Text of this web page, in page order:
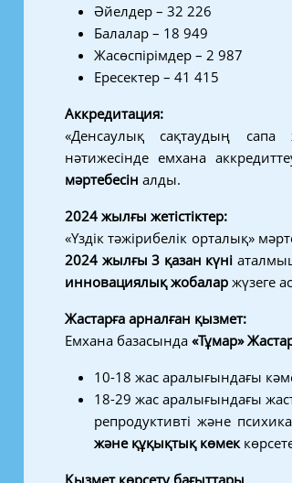
Әйелдер – 32 226
Балалар – 18 949
Жасөспірімдер – 2 987
Ересектер – 41 415
Аккредитация:
«Денсаулық сақтаудың сапа
нәтижесінде емхана
мәртебесін алды.
2024 жылғы жетістіктер:
«Үздік тәжірибелік орталық»
2024 жылғы 3 қазан күні
инновациялық жобалар жүзеге
Жастарға арналған қызмет:
Емхана базасында «Тұмар»
10-18 жас аралығындағы
18-29 жас аралығындағы
репродуктивті және
және құқықтық көмек
Қызмет көрсету бағыттары